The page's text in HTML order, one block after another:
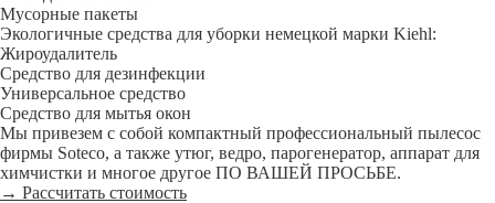
Мусорные пакеты
Экологичные средства для уборки немецкой марки Kiehl:
Жироудалитель
Средство для дезинфекции
Универсальное средство
Средство для мытья окон
Мы привезем с собой компактный профессиональный пылесос
фирмы Soteco, а также утюг, ведро, парогенератор, аппарат для
химчистки и многое другое ПО ВАШЕЙ ПРОСЬБЕ.
→ Рассчитать стоимость